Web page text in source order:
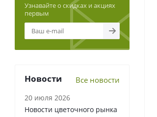
Узнавайте о скидках и акциях
первым
Новости Все новости
20 июля 2026
Новости цветочного рынка